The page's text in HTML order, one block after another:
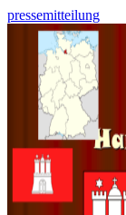
pressemitteilung